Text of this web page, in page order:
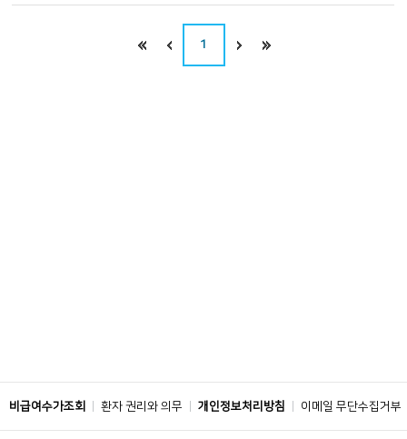
1
비급여수가조회 환자 권리와 의무 개인정보처리방침 이메일 무단수집거부